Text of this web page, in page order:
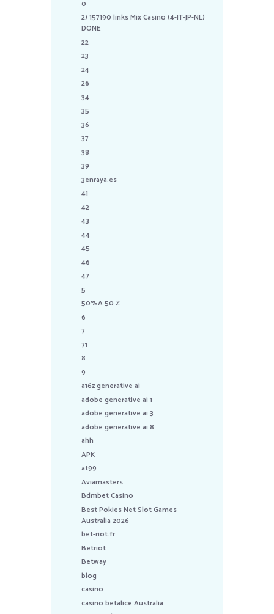
0
2) 157190 links Mix Casino (4-IT-JP-NL)
DONE
22
23
24
26
34
35
36
37
38
39
3enraya.es
41
42
43
44
45
46
47
5
50%A 50 Z
6
7
71
8
9
a16z generative ai
adobe generative ai 1
adobe generative ai 3
adobe generative ai 8
ahh
APK
at99
Aviamasters
Bdmbet Casino
Best Pokies Net Slot Games
Australia 2026
bet-riot.fr
Betriot
Betway
blog
casino
casino betalice Australia